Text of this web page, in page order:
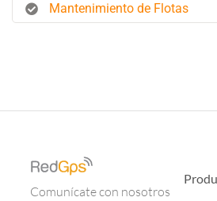
Mantenimiento de Flotas
Comunícate con nosotros